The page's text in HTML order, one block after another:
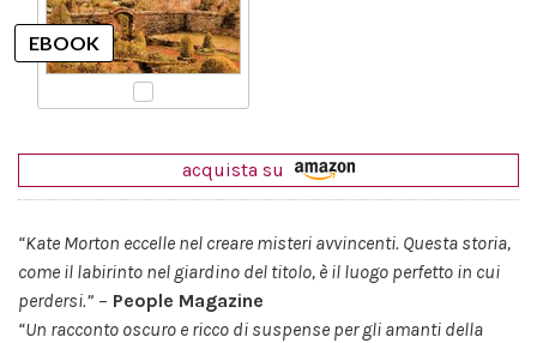
acquista su
“Kate Morton eccelle nel creare misteri avvincenti. Questa storia,
come il labirinto nel giardino del titolo, è il luogo perfetto in cui
perdersi.” – People Magazine
“Un racconto oscuro e ricco di suspense per gli amanti della